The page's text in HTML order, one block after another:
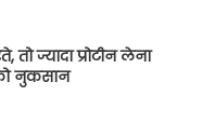
ज्यादा प्रोटीन लेना
नुकसान